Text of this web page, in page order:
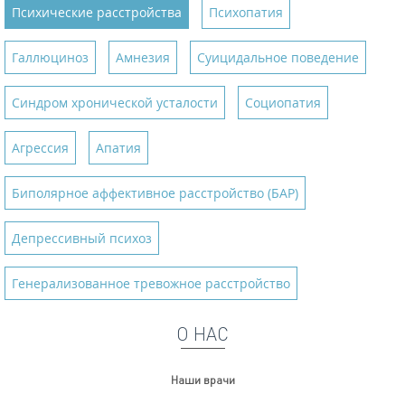
Психические расстройства Психопатия
Галлюциноз Амнезия Суицидальное поведение
Синдром хронической усталости Социопатия
Агрессия Апатия
Биполярное аффективное расстройство (БАР)
Депрессивный психоз
Генерализованное тревожное расстройство
О НАС
Наши врачи